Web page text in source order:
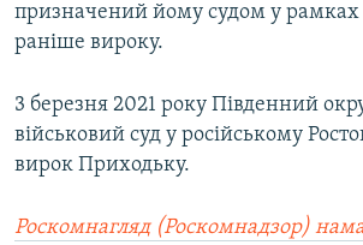
призначений йому судом у рамках
раніше вироку.
3 березня 2021 року Південний
військовий суд у російському
вирок Приходьку.
Роскомнагляд (Роскомнадзор)